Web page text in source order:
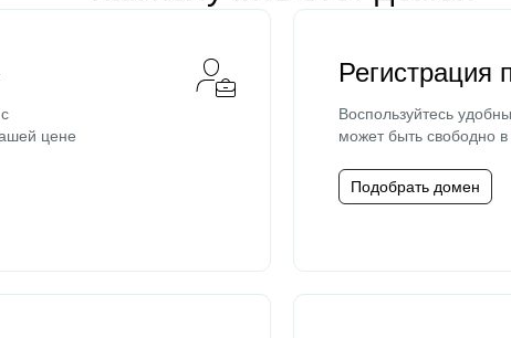
цене
Регистрация
Воспользуйтесь
может быть свободно
Подобрать домен